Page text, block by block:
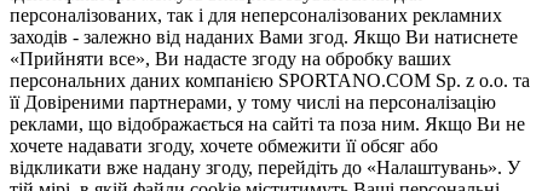
персоналізованих, так і для неперсоналізованих рекламних
заходів - залежно від наданих Вами згод. Якщо Ви натиснете
«Прийняти все», Ви надасте згоду на обробку ваших
персональних даних компанією SPORTANO.COM Sp. z o.o. та
її Довіреними партнерами, у тому числі на персоналізацію
реклами, що відображається на сайті та поза ним. Якщо Ви не
хочете надавати згоду, хочете обмежити її обсяг або
відкликати вже надану згоду, перейдіть до «Налаштувань». У